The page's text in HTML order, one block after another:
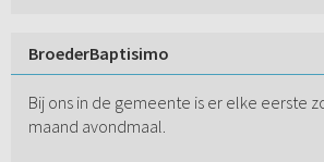
BroederBaptisimo
Bij ons in de gemeente is er elke eerste
maand avondmaal.